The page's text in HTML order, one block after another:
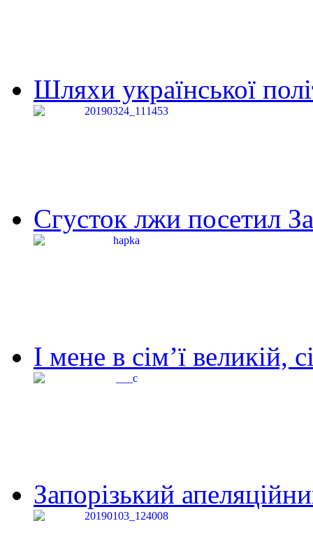
Шляхи української
Сгусток лжи посетил
І мене в сім’ї великій,
Запорізький